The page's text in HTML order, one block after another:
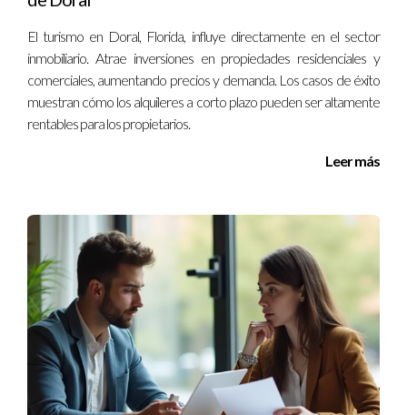
inmobiliarios. Con la combinación adecuada de formación,
esfuerzo personal y dedicación al cliente, es posible construir
una carrera exitosa. Si tienes interés o preguntas adicionales
sobre este camino profesional, no dudes en contactarme al
El turismo en Doral, Florida, influye directamente en el sector
inmobiliario. Atrae inversiones en propiedades residenciales y
comerciales, aumentando precios y demanda. Los casos de éxito
muestran cómo los alquileres a corto plazo pueden ser altamente
rentables para los propietarios.
Leer más